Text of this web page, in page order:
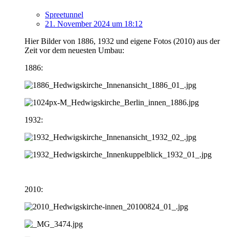
Spreetunnel
21. November 2024 um 18:12
Hier Bilder von 1886, 1932 und eigene Fotos (2010) aus der
Zeit vor dem neuesten Umbau:
1886:
1932:
2010: